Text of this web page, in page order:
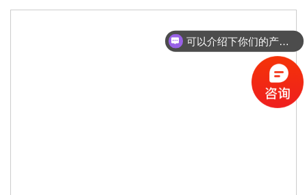
可以介绍下你们的产品么？